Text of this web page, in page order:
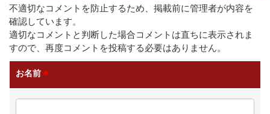
不適切なコメントを防止するため、掲載前に管理者が内容を
確認しています。
適切なコメントと判断した場合コメントは直ちに表示されま
すので、再度コメントを投稿する必要はありません。
お名前 ※